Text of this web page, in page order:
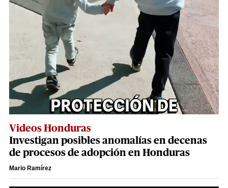
Videos Honduras
Investigan posibles anomalías en decenas
de procesos de adopción en Honduras
Mario Ramírez